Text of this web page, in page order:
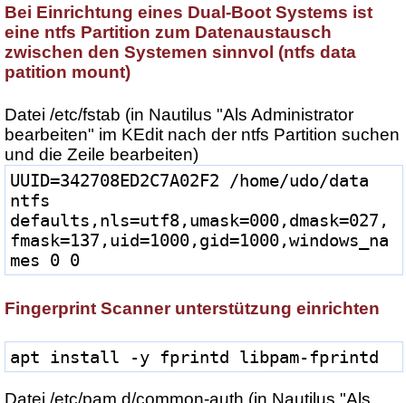
Bei Einrichtung eines Dual-Boot Systems ist
eine ntfs Partition zum Datenaustausch
zwischen den Systemen sinnvol (ntfs data
patition mount)
Datei /etc/fstab (in Nautilus "Als Administrator
bearbeiten" im KEdit nach der ntfs Partition suchen
und die Zeile bearbeiten)
UUID=342708ED2C7A02F2 /home/udo/data
ntfs
defaults,nls=utf8,umask=000,dmask=027,
fmask=137,uid=1000,gid=1000,windows_na
mes 0 0
Fingerprint Scanner unterstützung einrichten
apt install -y fprintd libpam-fprintd
Datei /etc/pam.d/common-auth (in Nautilus "Als